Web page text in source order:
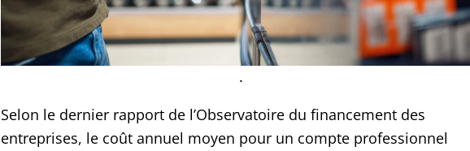
.
Selon le dernier rapport de l’Observatoire du financement des
entreprises, le coût annuel moyen pour un compte professionnel